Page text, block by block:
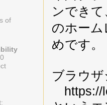
ンでき
のホー
めです。
ブラウ
https://
of